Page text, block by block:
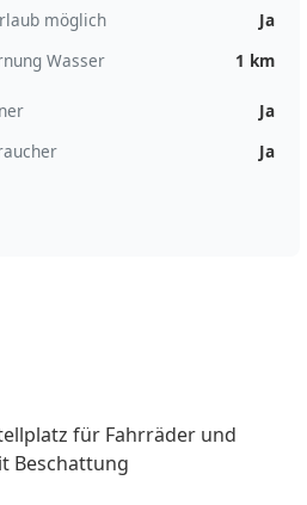
möglich
Ja
Wasser
1 km
Ja
Ja
für Fahrräder und
Beschattung